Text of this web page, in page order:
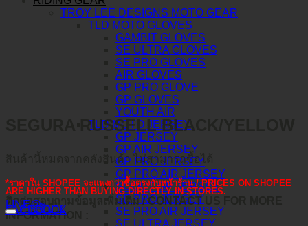
TROY LEE DESIGNS MOTO GEAR
TLD MOTO GLOVES
GAMBIT GLOVES
SE ULTRA GLOVES
SE PRO GLOVES
AIR GLOVES
GP PRO GLOVE
GP GLOVES
YOUTH AIR
TLD MOTO JERSEY
GP JERSEY
GP AIR JERSEY
GP PRO JERSEY
GP PRO AIR JERSEY
SCOUT GP JERSEY
SE PRO JERSEY
SE PRO AIR JERSEY
SE ULTRA JERSEY
SEGURA RUSSELL BLACK/YELLOW
สินค้านี้หมดจากคลังสินค้า ไม่สามารถซื้อได้
*ราคาใน SHOPEE จะแพงกว่าซื้อตรงกับหน้าร้าน / PRICES ON SHOPEE
ARE HIGHER THAN BUYING DIRECTLY IN STORES.
ติดต่อสอบถามข้อมูลเพิ่มเติม / CONTACT US FOR MORE
INFORMATION :
LINE@
FACEBOOK
คำอธิบาย